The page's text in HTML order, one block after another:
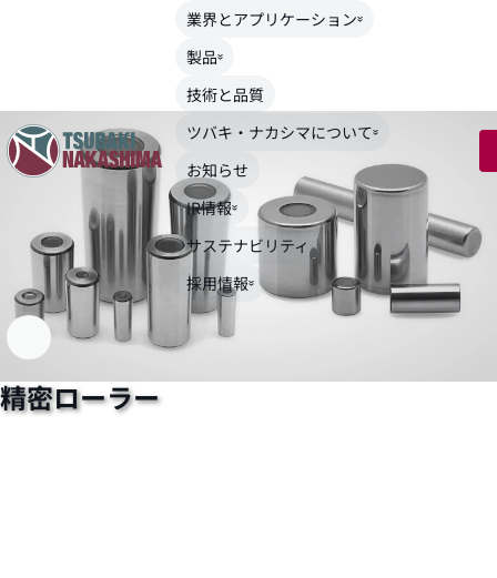
業界とアプリケーション
製品
技術と品質
ツバキ・ナカシマについて
お知らせ
IR情報
サステナビリティ
採用情報
精密ローラー